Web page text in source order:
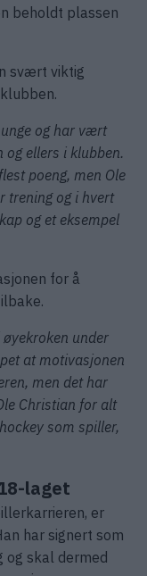
beholdt plassen
svært viktig
og har vært
ellers i klubben.
poeng, men Ole
trening og i hvert
og et eksempel
for å
under
at motivasjonen
men det har
Christian for alt
som spiller,
laget
er
har signert som
og skal dermed